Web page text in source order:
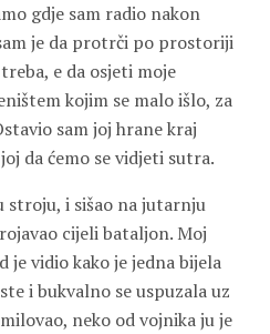
gdje sam radio nakon
je da protrči po prostoriji
e da osjeti moje
kojim se malo išlo, za
sam joj hrane kraj
da ćemo se vidjeti sutra.
stroju, i sišao na jutarnju
cijeli bataljon. Moj
je vidio kako je jedna bijela
i bukvalno se uspuzala uz
neko od vojnika ju je